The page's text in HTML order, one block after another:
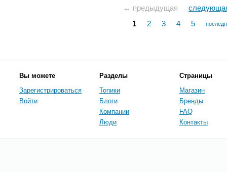
← предыдущая
1
2 3 4 5
Вы можете
Зарегистрироваться
Войти
Разделы
Топики
Блоги
Компании
Люди
Страницы
Магазин
Бренды
FAQ
Контакты